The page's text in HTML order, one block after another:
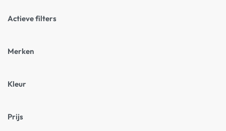
Actieve filters
Merken
Kleur
Prijs